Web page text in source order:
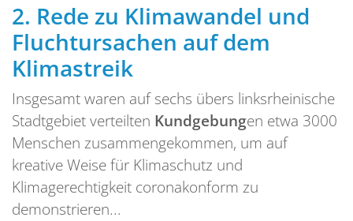
2. Rede zu Klimawandel und
Fluchtursachen auf dem
Klimastreik
Insgesamt waren auf sechs übers linksrheinische
Stadtgebiet verteilten Kundgebungen etwa 3000
Menschen zusammengekommen, um auf
kreative Weise für Klimaschutz und
Klimagerechtigkeit coronakonform zu
demonstrieren...